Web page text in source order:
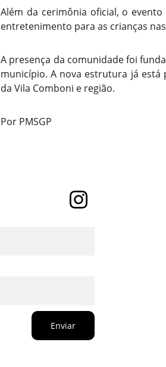
Além da cerimônia oficial, o
entretenimento para as crianças
A presença da comunidade foi
município. A nova estrutura já
da Vila Comboni e região.
Por PMSGP
Enviar